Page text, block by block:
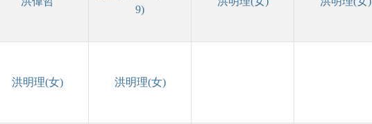
9)
洪明理(女) 洪明理(女)